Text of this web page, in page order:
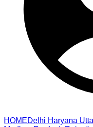
HOMEDelhi Haryana